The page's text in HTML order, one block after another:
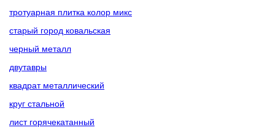
тротуарная плитка колор микс
старый город ковальская
черный металл
двутавры
квадрат металлический
круг стальной
лист горячекатанный